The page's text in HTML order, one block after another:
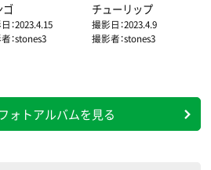
ゴ
：2023.4.15
：stones3
チューリップ
撮影日：2023.4.9
撮影者：stones3
ォトアルバムを見る